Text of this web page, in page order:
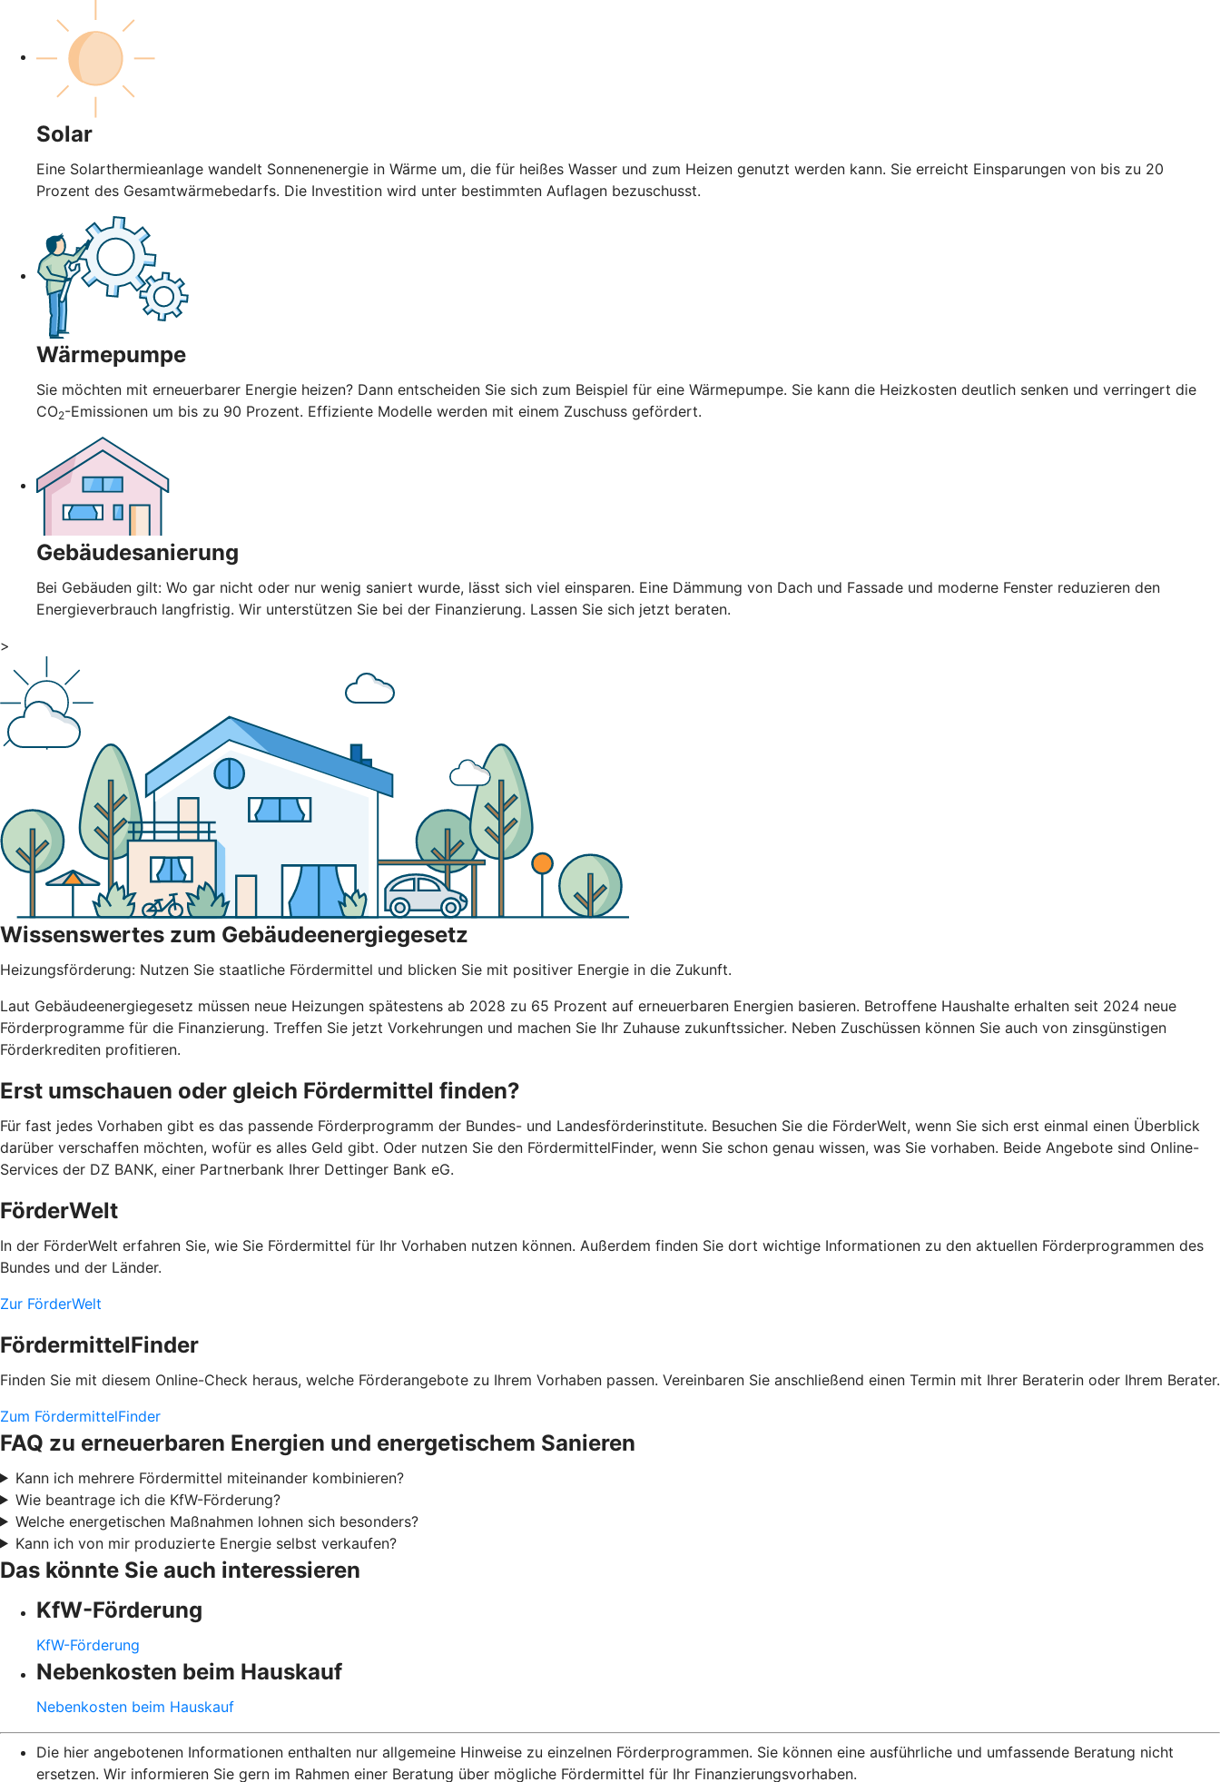
Solar
Eine Solarthermieanlage wandelt Sonnenenergie in Wärme um, die für heißes Wasser und zum Heizen genutzt werden kann. Sie erreicht Einsparungen von bis zu 20
Prozent des Gesamtwärmebedarfs. Die Investition wird unter bestimmten Auflagen bezuschusst.
Wärmepumpe
Sie möchten mit erneuerbarer Energie heizen? Dann entscheiden Sie sich zum Beispiel für eine Wärmepumpe. Sie kann die Heizkosten deutlich senken und verringert die
CO2-Emissionen um bis zu 90 Prozent. Effiziente Modelle werden mit einem Zuschuss gefördert.
Gebäudesanierung
Bei Gebäuden gilt: Wo gar nicht oder nur wenig saniert wurde, lässt sich viel einsparen. Eine Dämmung von Dach und Fassade und moderne Fenster reduzieren den
Energieverbrauch langfristig. Wir unterstützen Sie bei der Finanzierung. Lassen Sie sich jetzt beraten.
>
Wissenswertes zum Gebäudeenergiegesetz
Heizungsförderung: Nutzen Sie staatliche Fördermittel und blicken Sie mit positiver Energie in die Zukunft.
Laut Gebäudeenergiegesetz müssen neue Heizungen spätestens ab 2028 zu 65 Prozent auf erneuerbaren Energien basieren. Betroffene Haushalte erhalten seit 2024 neue
Förderprogramme für die Finanzierung. Treffen Sie jetzt Vorkehrungen und machen Sie Ihr Zuhause zukunftssicher. Neben Zuschüssen können Sie auch von zinsgünstigen
Förderkrediten profitieren.
Erst umschauen oder gleich Fördermittel finden?
Für fast jedes Vorhaben gibt es das passende Förderprogramm der Bundes- und Landesförderinstitute. Besuchen Sie die FörderWelt, wenn Sie sich erst einmal einen Überblick
darüber verschaffen möchten, wofür es alles Geld gibt. Oder nutzen Sie den FördermittelFinder, wenn Sie schon genau wissen, was Sie vorhaben. Beide Angebote sind Online-
Services der DZ BANK, einer Partnerbank Ihrer Dettinger Bank eG.
FörderWelt
In der FörderWelt erfahren Sie, wie Sie Fördermittel für Ihr Vorhaben nutzen können. Außerdem finden Sie dort wichtige Informationen zu den aktuellen Förderprogrammen des
Bundes und der Länder.
Zur FörderWelt
FördermittelFinder
Finden Sie mit diesem Online-Check heraus, welche Förderangebote zu Ihrem Vorhaben passen. Vereinbaren Sie anschließend einen Termin mit Ihrer Beraterin oder Ihrem Berater.
Zum FördermittelFinder
FAQ zu erneuerbaren Energien und energetischem Sanieren
Kann ich mehrere Fördermittel miteinander kombinieren?
Wie beantrage ich die KfW-Förderung?
Welche energetischen Maßnahmen lohnen sich besonders?
Kann ich von mir produzierte Energie selbst verkaufen?
Das könnte Sie auch interessieren
KfW-Förderung
KfW-Förderung
Nebenkosten beim Hauskauf
Nebenkosten beim Hauskauf
Die hier angebotenen Informationen enthalten nur allgemeine Hinweise zu einzelnen Förderprogrammen. Sie können eine ausführliche und umfassende Beratung nicht
ersetzen. Wir informieren Sie gern im Rahmen einer Beratung über mögliche Fördermittel für Ihr Finanzierungsvorhaben.